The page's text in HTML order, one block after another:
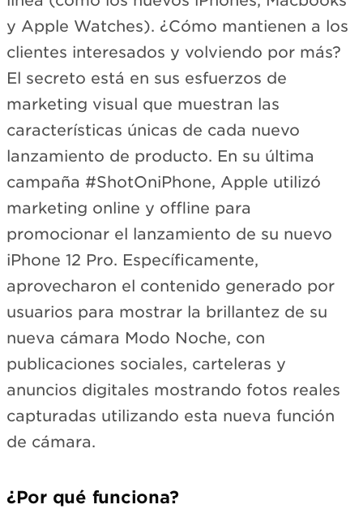
y Apple Watches). ¿Cómo mantienen a los
clientes interesados y volviendo por más?
El secreto está en sus esfuerzos de
marketing visual que muestran las
características únicas de cada nuevo
lanzamiento de producto. En su última
campaña #ShotOniPhone, Apple utilizó
marketing online y offline para
promocionar el lanzamiento de su nuevo
iPhone 12 Pro. Específicamente,
aprovecharon el contenido generado por
usuarios para mostrar la brillantez de su
nueva cámara Modo Noche, con
publicaciones sociales, carteleras y
anuncios digitales mostrando fotos reales
capturadas utilizando esta nueva función
de cámara.
¿Por qué funciona?